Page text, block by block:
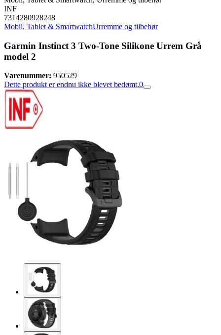
INF
7314280928248
Mobil, Tablet & SmartwatchUrremme og tilbehør
Garmin Instinct 3 Two-Tone Silikone Urrem Grå
model 2
Varenummer: 950529
Dette produkt er endnu ikke blevet bedømt.0